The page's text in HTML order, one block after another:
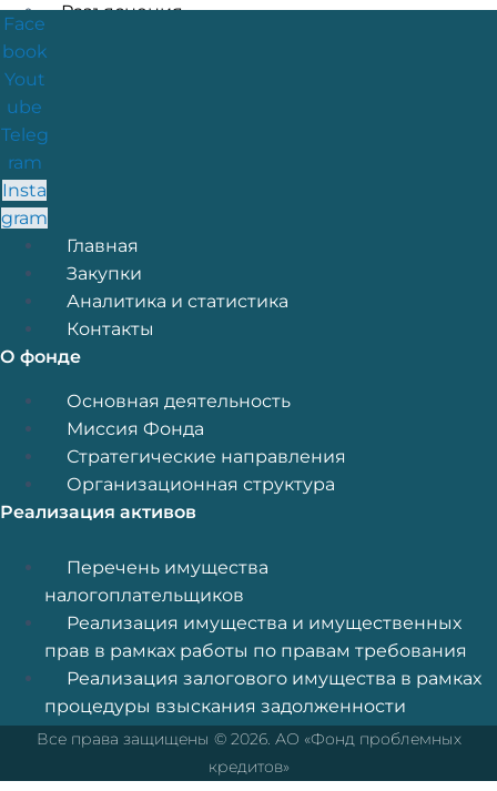
Разъяснения
X
Face
book
Yout
ube
Teleg
ram
Insta
gram
Меню
Главная
Закупки
Аналитика и статистика
Контакты
О фонде
Меню
Основная деятельность
Миссия Фонда
Стратегические направления
Организационная структура
Реализация активов
Меню
Перечень имущества
налогоплательщиков
Реализация имущества и имущественных
прав в рамках работы по правам требования
Реализация залогового имущества в рамках
процедуры взыскания задолженности
Все права защищены © 2026. АО «Фонд проблемных
кредитов»